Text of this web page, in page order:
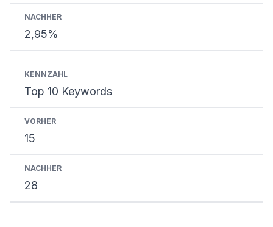
2,95%
Top 10 Keywords
15
28